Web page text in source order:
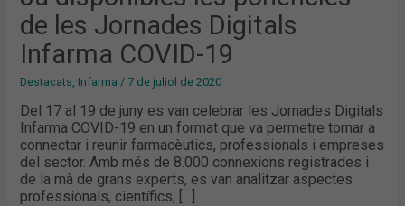
de les Jornades Digitals
Infarma COVID-19
Destacats Infarma / 7 de juliol de 2020
Del 17 al 19 de juny es van celebrar les Jornades Digitals
Infarma COVID-19 en un format que va permetre tornar a
connectar i reunir farmacèutics, professionals i empreses
del sector. Amb més de 8.000 connexions registrades i
de la mà de grans experts, es van analitzar aspectes
professionals, científics, […]
19